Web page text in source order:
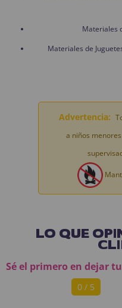
Materiales
Materiales de
Advertencia:
a niños
LO QUE
Sé el primero en dejar
0 / 5